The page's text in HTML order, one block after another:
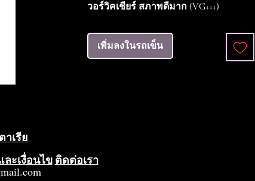
วอร์วิคเชียร์ สภาพดีมาก (VG+++)
เพิ่มลงในรถเข็น
เรีย
ะเงื่อนไข ติดต่อเรา